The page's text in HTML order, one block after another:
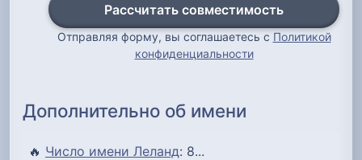
Рассчитать совместимость
Отправляя форму, вы соглашаетесь с Политикой
конфиденциальности
Дополнительно об имени
🔥 Число имени Леланд: 8...